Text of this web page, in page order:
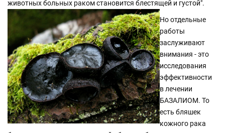
животных больных раком становится блестящей и густой".
Но отдельные
работы
заслуживают
внимания - это
исследования
эффективности
в лечении
БАЗАЛИОМ. То
есть бляшек
кожного рака